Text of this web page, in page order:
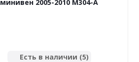
минивен 2005-2010 M304-A
Есть в наличии (5)